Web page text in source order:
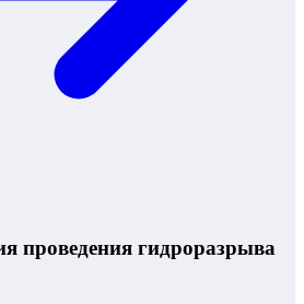
проведения гидроразрыва